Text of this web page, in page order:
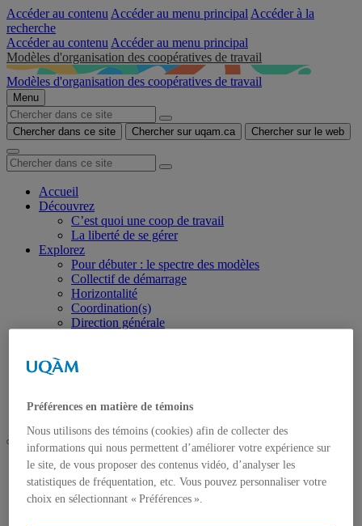
Accéder au contenu Accéder au menu principal Accéder à la
recherche
Accéder au contenu Accéder au menu principal
Modèles d'organisation des coopératives de travail
Modèles d'organisation des coopératives de travail
Menu
Chercher dans ce site Chercher sur uqam.ca Chercher sur le web
Accueil
Découvrez
C’est quoi une coop de travail
La liberté de se gérer
Explorez
Pour débuter : le spectre des modèles
Collectif de démarrage
Horizontalité
Coordination(s)
Direction générale
Un modèle qui vous ressemble
À propos
Accueil
Découvrez
C’est quoi une coop de travail
Préférences en matière de témoins
Nous utilisons des témoins (cookies) afin de collecter des
informations qui nous permettent d’améliorer votre expérience sur
le site, de vous proposer des contenus vidéo, d’analyser les
statistiques de fréquentation, etc. Vous pouvez personnaliser votre
choix en sélectionnant « Préférences ».